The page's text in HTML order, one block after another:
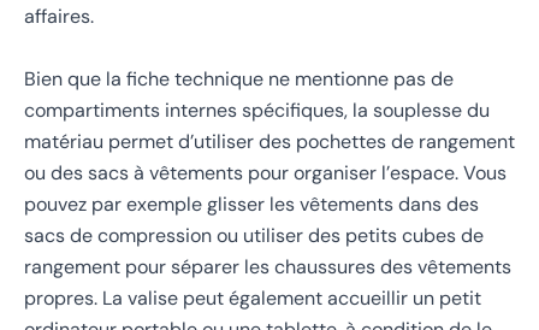
affaires.
Bien que la fiche technique ne mentionne pas de
compartiments internes spécifiques, la souplesse du
matériau permet d’utiliser des pochettes de rangement
ou des sacs à vêtements pour organiser l’espace. Vous
pouvez par exemple glisser les vêtements dans des
sacs de compression ou utiliser des petits cubes de
rangement pour séparer les chaussures des vêtements
propres. La valise peut également accueillir un petit